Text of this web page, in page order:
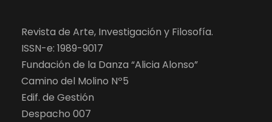
Revista de Arte, Investigación y Filosofía.
ISSN-e: 1989-9017
Fundación de la Danza “Alicia Alonso”
Camino del Molino Nº5
Edif. de Gestión
Despacho 007